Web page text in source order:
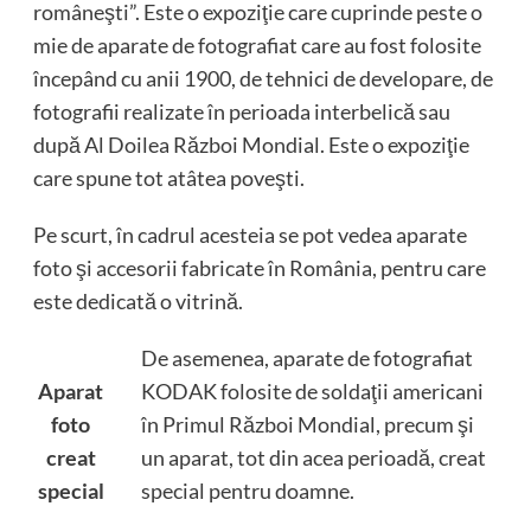
româneşti”. Este o expoziţie care cuprinde peste o
mie de aparate de fotografiat care au fost folosite
începând cu anii 1900, de tehnici de developare, de
fotografii realizate în perioada interbelică sau
după Al Doilea Război Mondial. Este o expoziţie
care spune tot atâtea poveşti.
Pe scurt, în cadrul acesteia se pot vedea aparate
foto şi accesorii fabricate în România, pentru care
este dedicată o vitrină.
Aparat
foto
creat
special
De asemenea, aparate de fotografiat
KODAK folosite de soldaţii americani
în Primul Război Mondial, precum şi
un aparat, tot din acea perioadă, creat
special pentru doamne.